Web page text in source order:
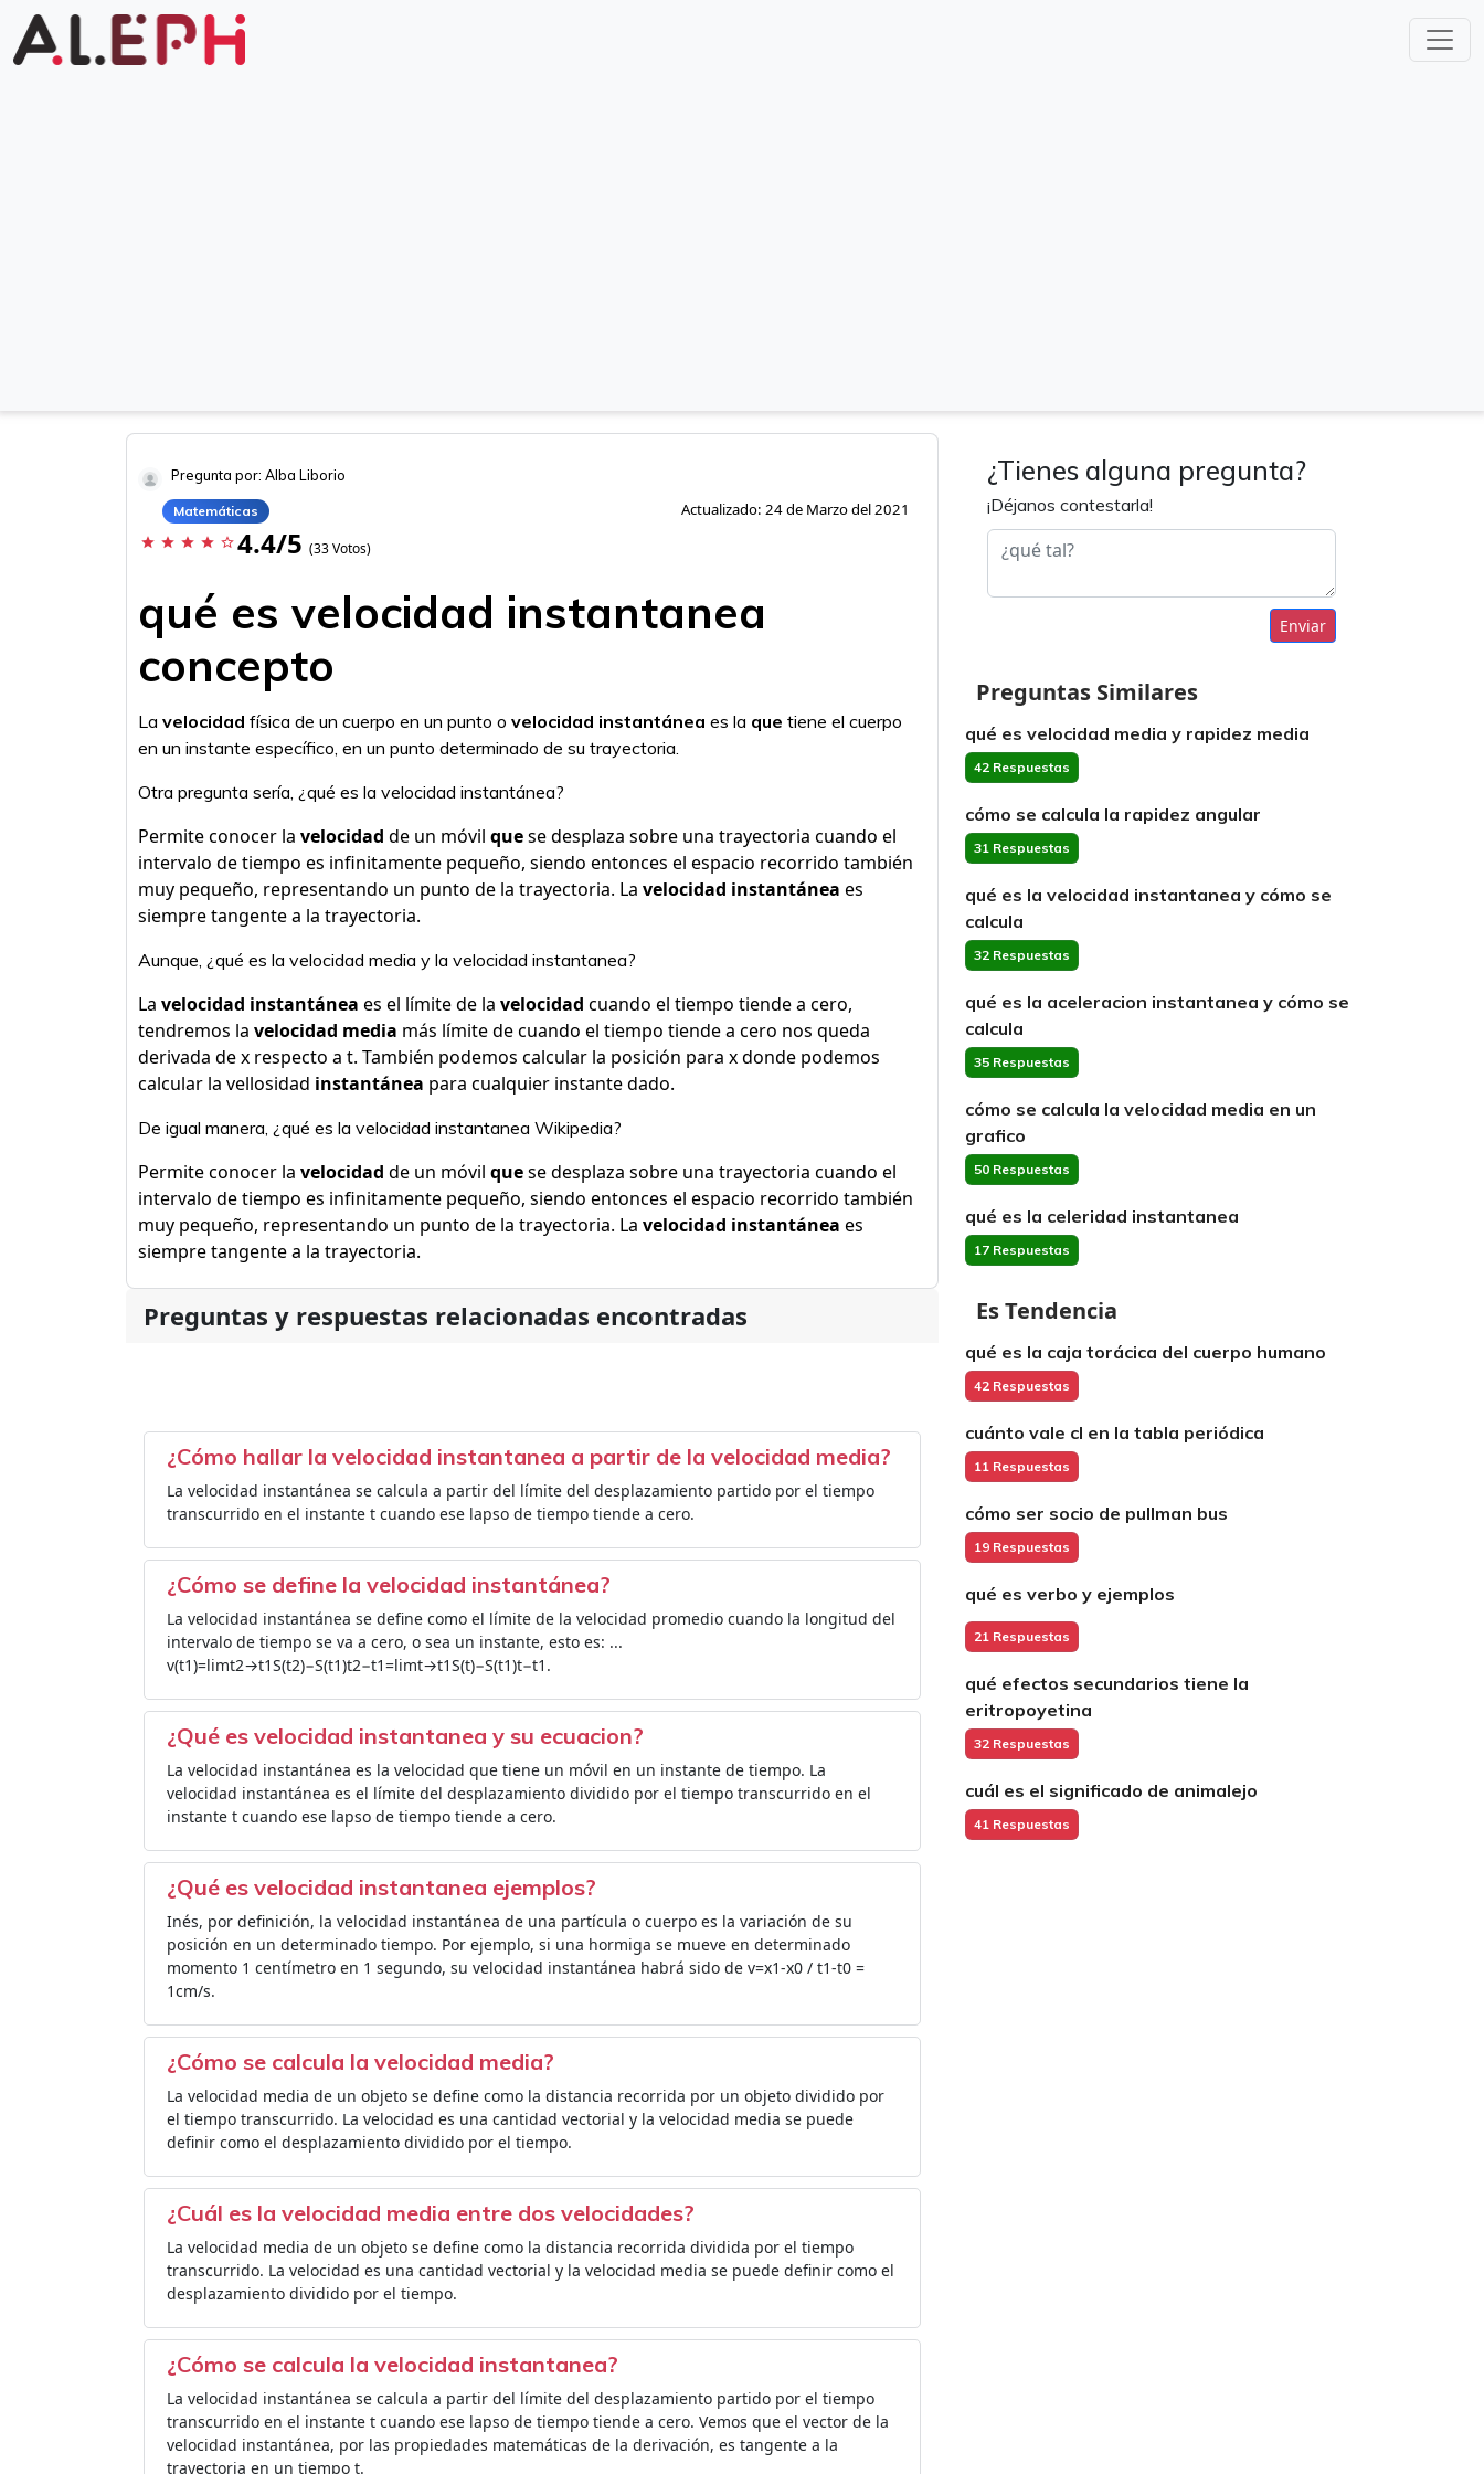
Pregunta por: Alba Liborio
Matemáticas Actualizado: 24 de Marzo del 2021
star star star star star_border 4.4/5 (33 Votos)
qué es velocidad instantanea
concepto
La velocidad física de un cuerpo en un punto o velocidad instantánea es la que tiene el cuerpo
en un instante específico, en un punto determinado de su trayectoria.
Otra pregunta sería, ¿qué es la velocidad instantánea?
Permite conocer la velocidad de un móvil quese desplaza sobre una trayectoria cuando el
intervalo de tiempo es infinitamente pequeño, siendo entonces el espacio recorrido también
muy pequeño, representando un punto de la trayectoria. La velocidad instantánea es
siempre tangente a la trayectoria.
Aunque, ¿qué es la velocidad media y la velocidad instantanea?
La velocidad instantánea es el límite de la velocidad cuando el tiempo tiende a cero,
tendremos la velocidad media más límite de cuando el tiempo tiende a cero nos queda
derivada de x respecto a t. También podemos calcular la posición para x donde podemos
calcular la vellosidad instantánea para cualquier instante dado.
De igual manera, ¿qué es la velocidad instantanea Wikipedia?
Permite conocer la velocidad de un móvil quese desplaza sobre una trayectoria cuando el
intervalo de tiempo es infinitamente pequeño, siendo entonces el espacio recorrido también
muy pequeño, representando un punto de la trayectoria. La velocidad instantánea es
siempre tangente a la trayectoria.
Preguntas y respuestas relacionadas encontradas
¿Cómo hallar la velocidad instantanea a partir de la velocidad media?
La velocidad instantánea se calcula a partir del límite del desplazamiento partido por el tiempo
transcurrido en el instante t cuando ese lapso de tiempo tiende a cero.
¿Cómo se define la velocidad instantánea?
La velocidad instantánea se define como el límite de la velocidad promedio cuando la longitud del
intervalo de tiempo se va a cero, o sea un instante, esto es: ...
v(t1)=limt2→t1S(t2)−S(t1)t2−t1=limt→t1S(t)−S(t1)t−t1.
¿Qué es velocidad instantanea y su ecuacion?
La velocidad instantánea es la velocidad que tiene un móvil en un instante de tiempo. La
velocidad instantánea es el límite del desplazamiento dividido por el tiempo transcurrido en el
instante t cuando ese lapso de tiempo tiende a cero.
¿Qué es velocidad instantanea ejemplos?
Inés, por definición, la velocidad instantánea de una partícula o cuerpo es la variación de su
posición en un determinado tiempo. Por ejemplo, si una hormiga se mueve en determinado
momento 1 centímetro en 1 segundo, su velocidad instantánea habrá sido de v=x1-x0 / t1-t0 =
1cm/s.
¿Cómo se calcula la velocidad media?
La velocidad media de un objeto se define como la distancia recorrida por un objeto dividido por
el tiempo transcurrido. La velocidad es una cantidad vectorial y la velocidad media se puede
definir como el desplazamiento dividido por el tiempo.
¿Cuál es la velocidad media entre dos velocidades?
La velocidad media de un objeto se define como la distancia recorrida dividida por el tiempo
transcurrido. La velocidad es una cantidad vectorial y la velocidad media se puede definir como el
desplazamiento dividido por el tiempo.
¿Cómo se calcula la velocidad instantanea?
La velocidad instantánea se calcula a partir del límite del desplazamiento partido por el tiempo
transcurrido en el instante t cuando ese lapso de tiempo tiende a cero. Vemos que el vector de la
velocidad instantánea, por las propiedades matemáticas de la derivación, es tangente a la
trayectoria en un tiempo t.
¿Tienes alguna pregunta?
¡Déjanos contestarla!
Enviar
Preguntas Similares
qué es velocidad media y rapidez media
42 Respuestas
cómo se calcula la rapidez angular
31 Respuestas
qué es la velocidad instantanea y cómo se
calcula
32 Respuestas
qué es la aceleracion instantanea y cómo se
calcula
35 Respuestas
cómo se calcula la velocidad media en un
grafico
50 Respuestas
qué es la celeridad instantanea
17 Respuestas
Es Tendencia
qué es la caja torácica del cuerpo humano
42 Respuestas
cuánto vale cl en la tabla periódica
11 Respuestas
cómo ser socio de pullman bus
19 Respuestas
qué es verbo y ejemplos
21 Respuestas
qué efectos secundarios tiene la
eritropoyetina
32 Respuestas
cuál es el significado de animalejo
41 Respuestas